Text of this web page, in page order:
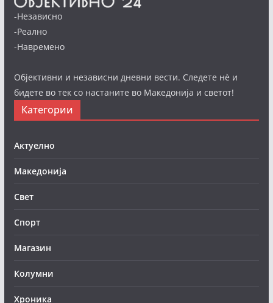
-Независно
-Реално
-Навремено
Објективни и независни дневни вести. Следете нè и
бидете во тек со настаните во Македонија и светот!
Категории
Актуелно
Македонија
Свет
Спорт
Магазин
Колумни
Хроника